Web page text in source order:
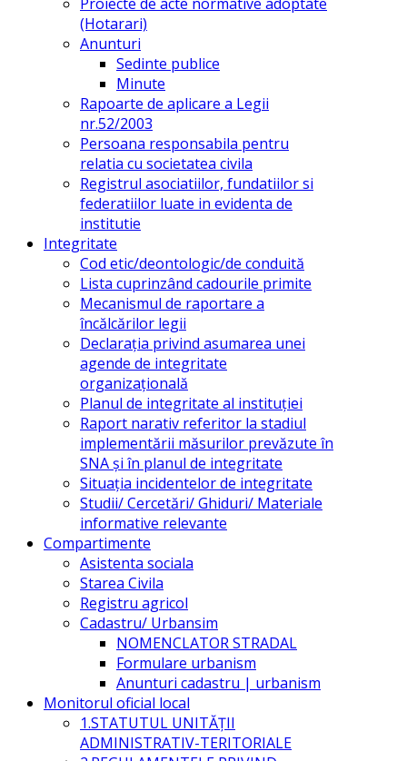
(Hotarari)
Anunturi
Sedinte publice
Minute
Rapoarte de aplicare a Legii
nr.52/2003
Persoana responsabila pentru
relatia cu societatea civila
Registrul asociatiilor, fundatiilor si
federatiilor luate in evidenta de
institutie
Integritate
Cod etic/deontologic/de conduită
Lista cuprinzând cadourile primite
Mecanismul de raportare a
încălcărilor legii
Declarația privind asumarea unei
agende de integritate
organizațională
Planul de integritate al instituției
Raport narativ referitor la stadiul
implementării măsurilor prevăzute în
SNA și în planul de integritate
Situația incidentelor de integritate
Studii/ Cercetări/ Ghiduri/ Materiale
informative relevante
Compartimente
Asistenta sociala
Starea Civila
Registru agricol
Cadastru/ Urbansim
NOMENCLATOR STRADAL
Formulare urbanism
Anunturi cadastru | urbanism
Monitorul oficial local
1.STATUTUL UNITĂŢII
ADMINISTRATIV-TERITORIALE